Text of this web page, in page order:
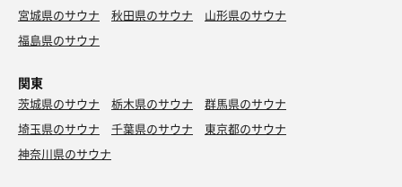
宮城県のサウナ
秋田県のサウナ
山形県のサウナ
福島県のサウナ
関東
茨城県のサウナ 栃木県のサウナ
群馬県のサウナ
埼玉県のサウナ
千葉県のサウナ
東京都のサウナ
神奈川県のサウナ